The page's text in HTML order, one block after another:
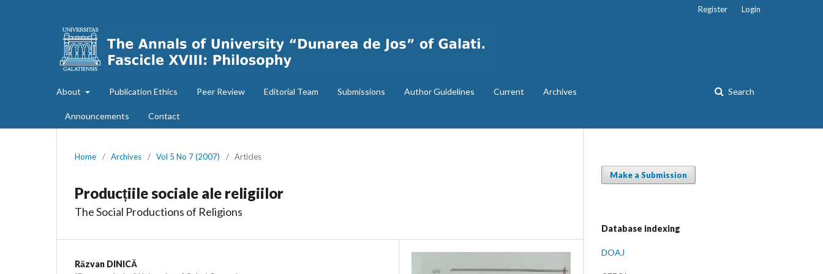
About Publication Ethics Peer Review Editorial Team Submissions Author Guidelines Current Archives
Announcements Contact
Search
Register Login
Home / Archives / Vol 5 No 7 (2007) / Articles
Producțiile sociale ale religiilor
The Social Productions of Religions
Răzvan DINICĂ
Make a Submission
Database indexing
DOAJ